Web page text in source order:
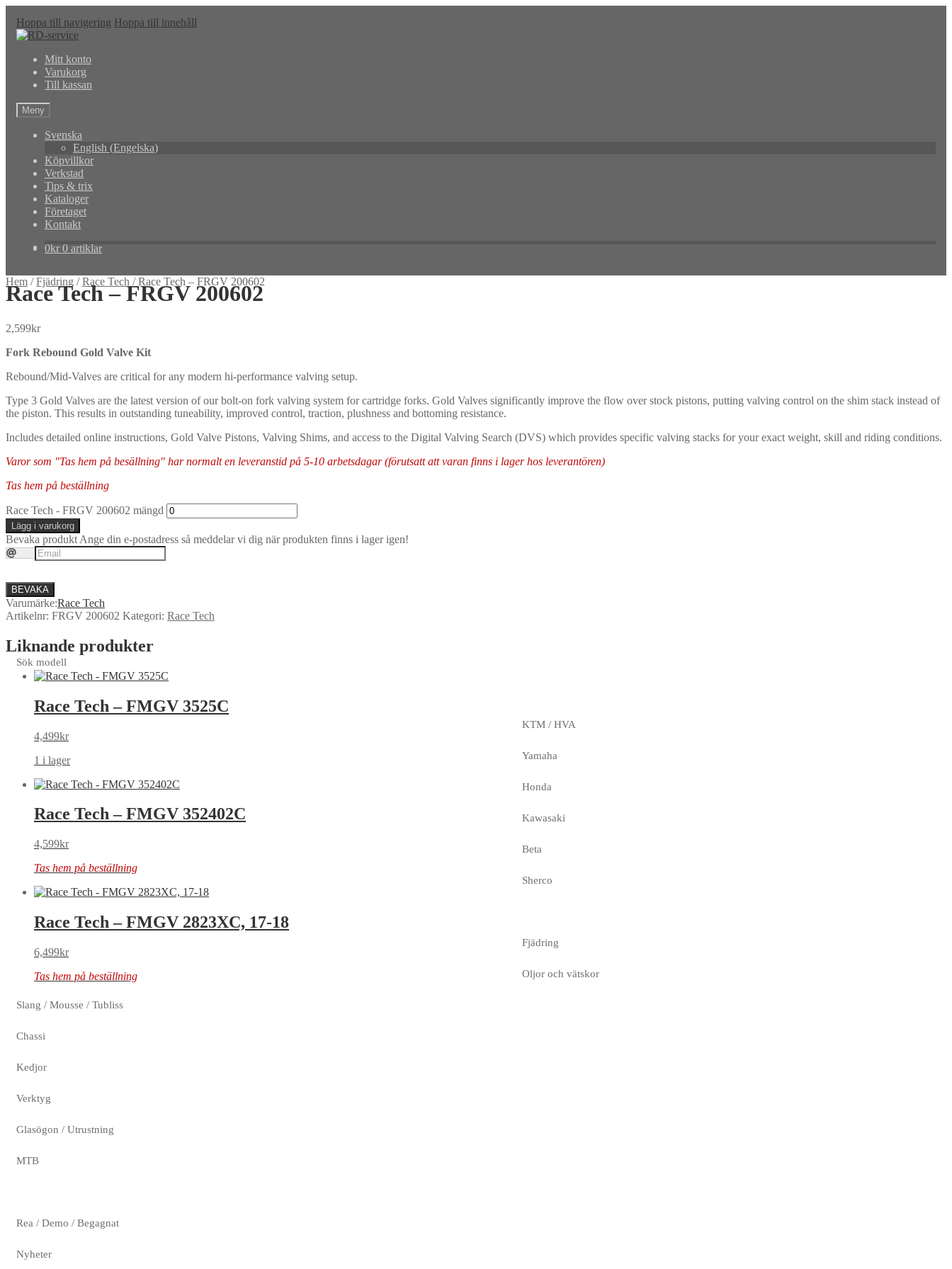
Hoppa till navigering Hoppa till innehåll
Mitt konto
Varukorg
Till kassan
Meny
Svenska
English (Engelska)
Köpvillkor
Verkstad
Tips & trix
Kataloger
Företaget
Kontakt
0kr 0 artiklar
Hem /Fjädring /Race Tech /Race Tech – FRGV 200602
Race Tech – FRGV 200602
2,599kr
Fork Rebound Gold Valve Kit
Rebound/Mid-Valves are critical for any modern hi-performance valving setup.
Type 3 Gold Valves are the latest version of our bolt-on fork valving system for cartridge forks. Gold Valves significantly improve the flow over stock pistons, putting valving control on the shim stack instead of
the piston. This results in outstanding tuneability, improved control, traction, plushness and bottoming resistance.
Includes detailed online instructions, Gold Valve Pistons, Valving Shims, and access to the Digital Valving Search (DVS) which provides specific valving stacks for your exact weight, skill and riding conditions.
Varor som "Tas hem på besällning" har normalt en leveranstid på 5-10 arbetsdagar (förutsatt att varan finns i lager hos leverantören)
Tas hem på beställning
Race Tech - FRGV 200602 mängd
Lägg i varukorg
Bevaka produkt Ange din e-postadress så meddelar vi dig när produkten finns i lager igen!
BEVAKA
Varumärke:Race Tech
Artikelnr: FRGV 200602 Kategori: Race Tech
Liknande produkter
Race Tech – FMGV 3525C
4,499kr
1 i lager
Race Tech – FMGV 352402C
4,599kr
Tas hem på beställning
Race Tech – FMGV 2823XC, 17-18
6,499kr
Tas hem på beställning
Sök modell
KTM / HVA
Yamaha
Honda
Kawasaki
Beta
Sherco
Fjädring
Oljor och vätskor
Slang / Mousse / Tubliss
Chassi
Kedjor
Verktyg
Glasögon / Utrustning
MTB
Rea / Demo / Begagnat
Nyheter